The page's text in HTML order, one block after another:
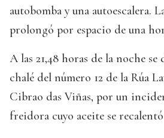
autobomba y una autoescalera.
prolongó por espacio de una
A las 21,48 horas de la noche se
chalé del número 12 de la Rúa
Cibrao das Viñas, por un
freidora cuyo aceite se recalentó